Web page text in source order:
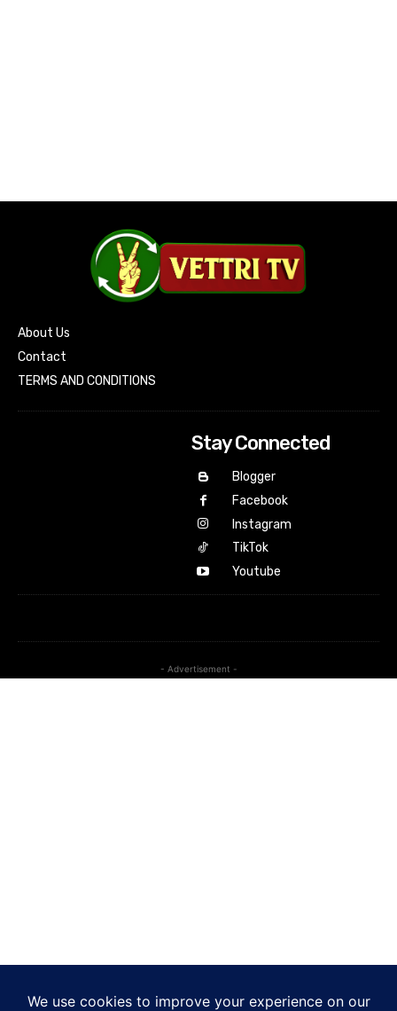
About Us
Contact
TERMS AND CONDITIONS
Stay Connected
Blogger
Facebook
Instagram
TikTok
Youtube
- Advertisement -